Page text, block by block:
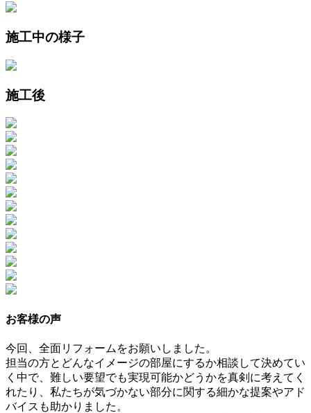
施工中の様子
施工後
お客様の声
今回、全面リフォームをお願いしました。
担当の方とどんなイメージの部屋にするか相談して決めてい
く中で、難しい要望でも実現可能かどうかを真剣に考えてく
れたり、私たちが気づかない部分に関する細かな提案やアド
バイスも助かりました。